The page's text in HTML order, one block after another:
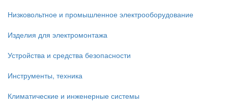
Низковольтное и промышленное электрооборудование
Изделия для электромонтажа
Устройства и средства безопасности
Инструменты, техника
Климатические и инженерные системы